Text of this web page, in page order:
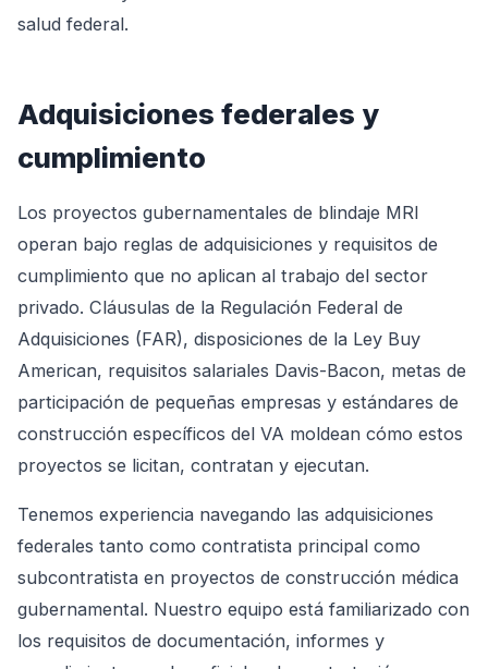
salud federal.
Adquisiciones federales y
cumplimiento
Los proyectos gubernamentales de blindaje MRI
operan bajo reglas de adquisiciones y requisitos de
cumplimiento que no aplican al trabajo del sector
privado. Cláusulas de la Regulación Federal de
Adquisiciones (FAR), disposiciones de la Ley Buy
American, requisitos salariales Davis-Bacon, metas de
participación de pequeñas empresas y estándares de
construcción específicos del VA moldean cómo estos
proyectos se licitan, contratan y ejecutan.
Tenemos experiencia navegando las adquisiciones
federales tanto como contratista principal como
subcontratista en proyectos de construcción médica
gubernamental. Nuestro equipo está familiarizado con
los requisitos de documentación, informes y